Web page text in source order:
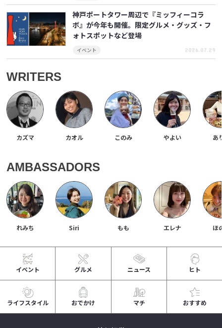
神戸ポートタワー周辺で『ミッフィーコラ
ボ』が今年も開催。限定グルメ・グッズ・フ
ォトスポットなど登場
イベント 2026.07.29
WRITERS
カズマ カオル このみ やよい あ
AMBASSADORS
れみち Siri もも エレナ ほ
イベント グルメ ニュース ヒト
ライフスタイル おでかけ マチ おすすめ